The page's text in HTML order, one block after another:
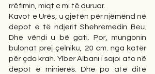
rrëfimin, miqt e mi të duruar.
Kavot e Urës, u gjetën për njëmënd në
depot e të ndjerit Shehremedin Beu.
Dhe vëndi u bë gati. Por, mungonin
bulonat prej çelniku, 20 cm. nga katër
për çdo krah. Ylber Albani i sajoi ato në
depot e minierës. Dhe po atë ditë